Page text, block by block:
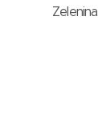
Zelenina